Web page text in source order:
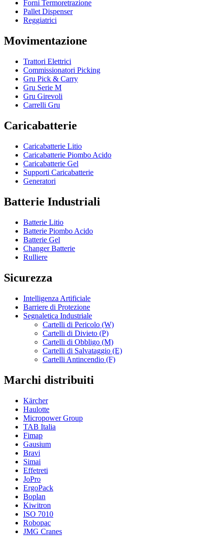
Forni Termoretrazione
Pallet Dispenser
Reggiatrici
Movimentazione
Trattori Elettrici
Commissionatori Picking
Gru Pick & Carry
Gru Serie M
Gru Girevoli
Carrelli Gru
Caricabatterie
Caricabatterie Litio
Caricabatterie Piombo Acido
Caricabatterie Gel
Supporti Caricabatterie
Generatori
Batterie Industriali
Batterie Litio
Batterie Piombo Acido
Batterie Gel
Changer Batterie
Rulliere
Sicurezza
Intelligenza Artificiale
Barriere di Protezione
Segnaletica Industriale
Cartelli di Pericolo (W)
Cartelli di Divieto (P)
Cartelli di Obbligo (M)
Cartelli di Salvataggio (E)
Cartelli Antincendio (F)
Marchi distribuiti
Kärcher
Haulotte
Micropower Group
TAB Italia
Fimap
Gausium
Bravi
Simai
Effetreti
JoPro
ErgoPack
Boplan
Kiwitron
ISO 7010
Robopac
JMG Cranes